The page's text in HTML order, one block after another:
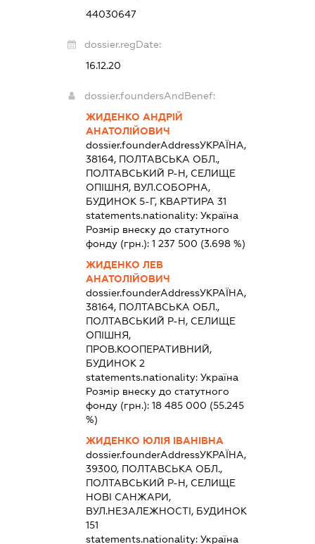
44030647
dossier.regDate:
16.12.20
dossier.foundersAndBenef:
ЖИДЕНКО АНДРІЙ
АНАТОЛІЙОВИЧ
dossier.founderAddressУКРАЇНА,
38164, ПОЛТАВСЬКА ОБЛ.,
ПОЛТАВСЬКИЙ Р-Н, СЕЛИЩЕ
ОПІШНЯ, ВУЛ.СОБОРНА,
БУДИНОК 5-Г, КВАРТИРА 31
statements.nationality:Україна
Розмір внеску до статутного
фонду (грн.):1 237 500 (3.698 %)
ЖИДЕНКО ЛЕВ
АНАТОЛІЙОВИЧ
dossier.founderAddressУКРАЇНА,
38164, ПОЛТАВСЬКА ОБЛ.,
ПОЛТАВСЬКИЙ Р-Н, СЕЛИЩЕ
ОПІШНЯ,
ПРОВ.КООПЕРАТИВНИЙ,
БУДИНОК 2
statements.nationality:Україна
Розмір внеску до статутного
фонду (грн.):18 485 000 (55.245
%)
ЖИДЕНКО ЮЛІЯ ІВАНІВНА
dossier.founderAddressУКРАЇНА,
39300, ПОЛТАВСЬКА ОБЛ.,
ПОЛТАВСЬКИЙ Р-Н, СЕЛИЩЕ
НОВІ САНЖАРИ,
ВУЛ.НЕЗАЛЕЖНОСТІ, БУДИНОК
151
statements.nationality:Україна